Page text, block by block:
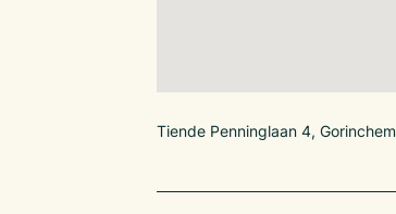
Tiende Penninglaan 4, Gorinchem